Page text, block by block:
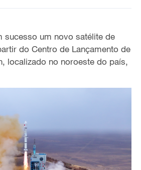
sucesso um novo satélite de
do Centro de Lançamento de
localizado no noroeste do país,